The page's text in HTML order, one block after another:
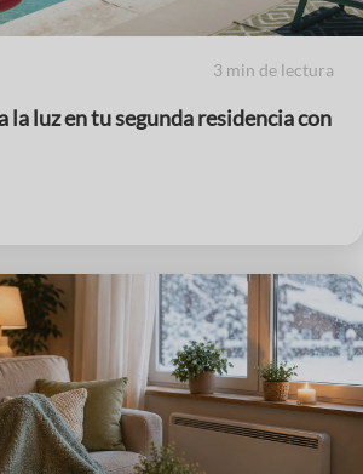
3 min de lectura
la luz en tu segunda residencia con